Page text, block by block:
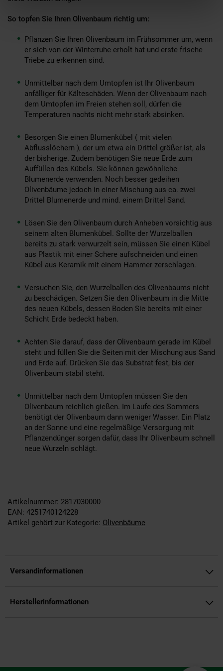
So topfen Sie Ihren Olivenbaum richtig um:
Pflanzen Sie Ihren Olivenbaum im Frühsommer um, wenn
er sich von der Winterruhe erholt hat und erste frische
Triebe zu erkennen sind.
Unmittelbar nach dem Umtopfen ist Ihr Olivenbaum
anfälliger für Kälteschäden. Wenn der Olivenbaum nach
dem Umtopfen im Freien stehen soll, dürfen die
Temperaturen nachts nicht mehr stark absinken.
Besorgen Sie einen Blumenkübel ( mit vielen
Abflusslöchern ), der um etwa ein Drittel größer ist, als
der bisherige. Zudem benötigen Sie neue Erde zum
Auffüllen des Kübels. Sie können gewöhnliche
Blumenerde verwenden. Noch besser gedeihen
Olivenbäume jedoch in einer Mischung aus ca. zwei
Drittel Blumenerde und mind. einem Drittel Sand.
Lösen Sie den Olivenbaum durch Anheben vorsichtig aus
seinem alten Blumenkübel. Sollte der Wurzelballen
bereits zu stark verwurzelt sein, müssen Sie einen Kübel
aus Plastik mit einer Schere aufschneiden und einen
Kübel aus Keramik mit einem Hammer zerschlagen.
Versuchen Sie, den Wurzelballen des Olivenbaums nicht
zu beschädigen. Setzen Sie den Olivenbaum in die Mitte
des neuen Kübels, dessen Boden Sie bereits mit einer
Schicht Erde bedeckt haben.
Achten Sie darauf, dass der Olivenbaum gerade im Kübel
steht und füllen Sie die Seiten mit der Mischung aus Sand
und Erde auf. Drücken Sie das Substrat fest, bis der
Olivenbaum stabil steht.
Unmittelbar nach dem Umtopfen müssen Sie den
Olivenbaum reichlich gießen. Im Laufe des Sommers
benötigt der Olivenbaum dann weniger Wasser. Ein Platz
an der Sonne und eine regelmäßige Versorgung mit
Pflanzendünger sorgen dafür, dass Ihr Olivenbaum schnell
neue Wurzeln schlägt.
Artikelnummer: 2817030000
EAN: 4251740124228
Artikel gehört zur Kategorie: Olivenbäume
Versandinformationen
Herstellerinformationen